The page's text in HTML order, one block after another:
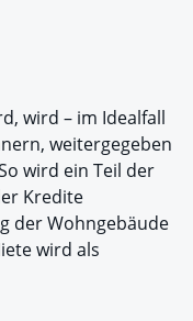
wird – im Idealfall
weitergegeben
wird ein Teil der
Kredite
der Wohngebäude
wird als